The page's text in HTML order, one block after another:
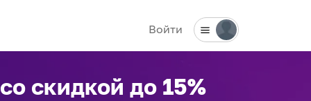
Войти
скидкой до 15%